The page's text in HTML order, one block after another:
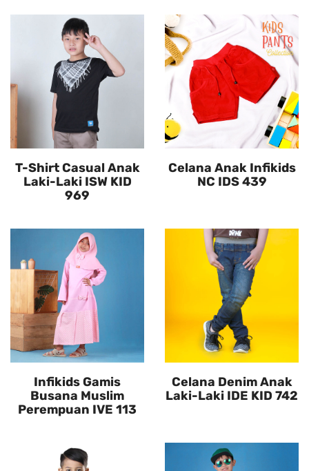
T-Shirt Casual Anak
Laki-Laki ISW KID
969
Celana Anak Infikids
NC IDS 439
Infikids Gamis
Busana Muslim
Perempuan IVE 113
Celana Denim Anak
Laki-Laki IDE KID 742